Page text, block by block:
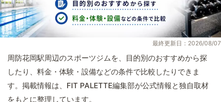
最終更新日：2026/08/07
周防花岡駅周辺のスポーツジムを、目的別のおすすめから探
したり、料金・体験・設備などの条件で比較したりできま
す。掲載情報は、FIT PALETTE編集部が公式情報と独自取材
をもとに整理しています。